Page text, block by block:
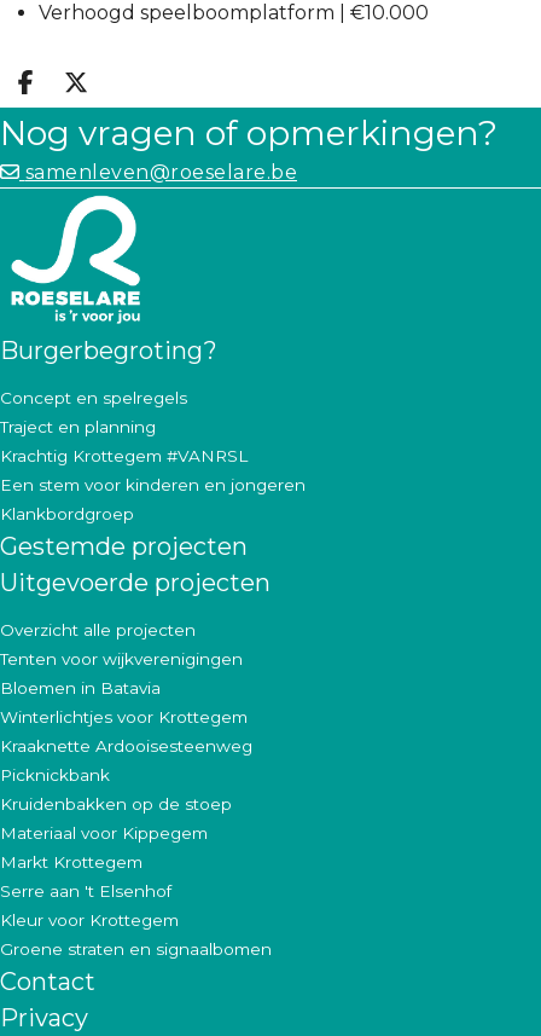
Verhoogd speelboomplatform | €10.000
Deel op facebook
Deel op X
Nog vragen of opmerkingen?
samenleven@roeselare.be
Burgerbegroting?
Concept en spelregels
Traject en planning
Krachtig Krottegem #VANRSL
Een stem voor kinderen en jongeren
Klankbordgroep
Gestemde projecten
Uitgevoerde projecten
Overzicht alle projecten
Tenten voor wijkverenigingen
Bloemen in Batavia
Winterlichtjes voor Krottegem
Kraaknette Ardooisesteenweg
Picknickbank
Kruidenbakken op de stoep
Materiaal voor Kippegem
Markt Krottegem
Serre aan 't Elsenhof
Kleur voor Krottegem
Groene straten en signaalbomen
Contact
Privacy